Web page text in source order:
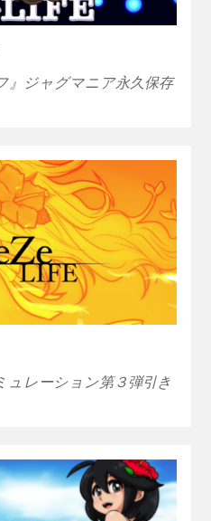
』ジャグマニア永久保存
ュレーション第３弾引き